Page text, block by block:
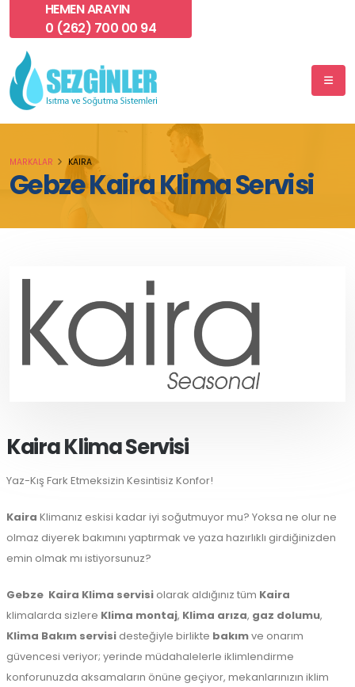
HEMEN ARAYIN
0 (262) 700 00 94
Gebze Kaira Klima Servisi
MARKALAR KAIRA
Kaira Klima Servisi
Yaz-Kış Fark Etmeksizin Kesintisiz Konfor!
Kaira Klimanız eskisi kadar iyi soğutmuyor mu? Yoksa ne olur ne
olmaz diyerek bakımını yaptırmak ve yaza hazırlıklı girdiğinizden
emin olmak mı istiyorsunuz?
Gebze Kaira Klima servisi olarak aldığınız tüm Kaira
klimalarda sizlere Klima montaj, Klima arıza, gaz dolumu,
Klima Bakım servisi desteğiyle birlikte bakımve onarım
güvencesi veriyor; yerinde müdahalelerle iklimlendirme
konforunuzda aksamaların önüne geçiyor, mekanlarınızın iklim